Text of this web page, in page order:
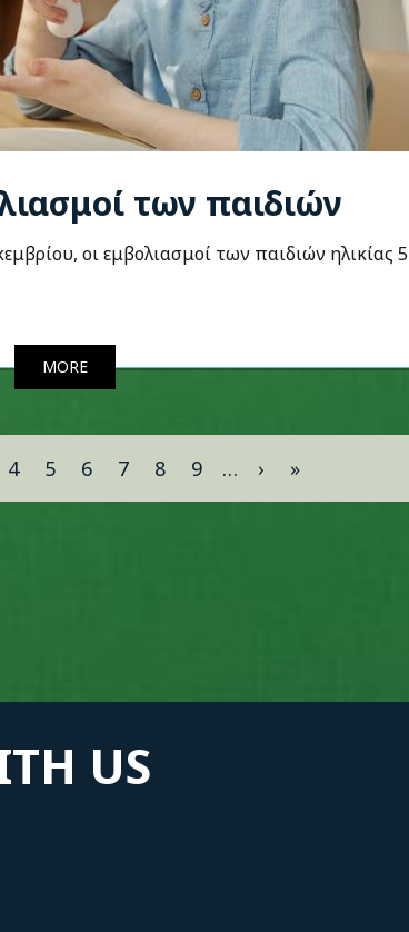
των παιδιών
οι εμβολιασμοί των παιδιών ηλικίας 5
MORE
4 5 6 7 8 9 … › »
US